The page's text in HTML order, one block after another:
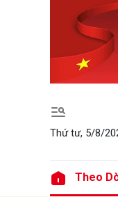
Thứ tư, 5/8/
Theo